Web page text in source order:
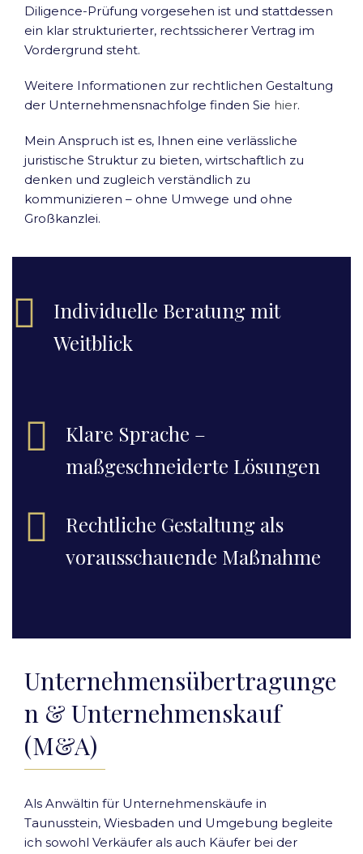
Diligence-Prüfung vorgesehen ist und stattdessen
ein klar strukturierter, rechtssicherer Vertrag im
Vordergrund steht.
Weitere Informationen zur rechtlichen Gestaltung
der Unternehmensnachfolge finden Sie hier.
Mein Anspruch ist es, Ihnen eine verlässliche
juristische Struktur zu bieten, wirtschaftlich zu
denken und zugleich verständlich zu
kommunizieren – ohne Umwege und ohne
Großkanzlei.
Individuelle Beratung mit
Weitblick
Klare Sprache –
maßgeschneiderte Lösungen
Rechtliche Gestaltung als
vorausschauende Maßnahme
Unternehmensübertragunge
n & Unternehmenskauf
(M&A)
Als Anwältin für Unternehmenskäufe in
Taunusstein, Wiesbaden und Umgebung begleite
ich sowohl Verkäufer als auch Käufer bei der